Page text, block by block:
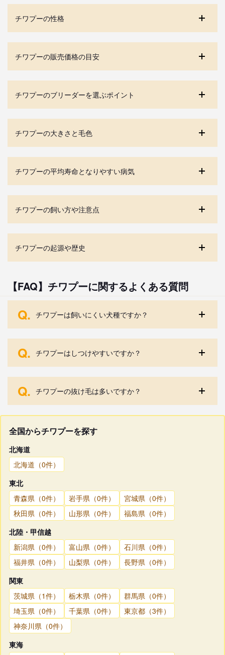
チワプーの性格
チワプーの販売価格の目安
チワプーのブリーダーを選ぶポイント
チワプーの大きさと毛色
チワプーの平均寿命となりやすい病気
チワプーの飼い方や注意点
チワプーの起源や歴史
【FAQ】チワプーに関するよくある質問
Q. チワプーは飼いにくい犬種ですか？
Q. チワプーはしつけやすいですか？
Q. チワプーの抜け毛は多いですか？
全国からチワプーを探す
北海道
北海道（0件）
東北
青森県（0件）
岩手県（0件）
宮城県（0件）
秋田県（0件）
山形県（0件）
福島県（0件）
北陸・甲信越
新潟県（0件）
富山県（0件）
石川県（0件）
福井県（0件）
山梨県（0件）
長野県（0件）
関東
茨城県（1件）
栃木県（0件）
群馬県（0件）
埼玉県（0件）
千葉県（0件）
東京都（3件）
神奈川県（0件）
東海